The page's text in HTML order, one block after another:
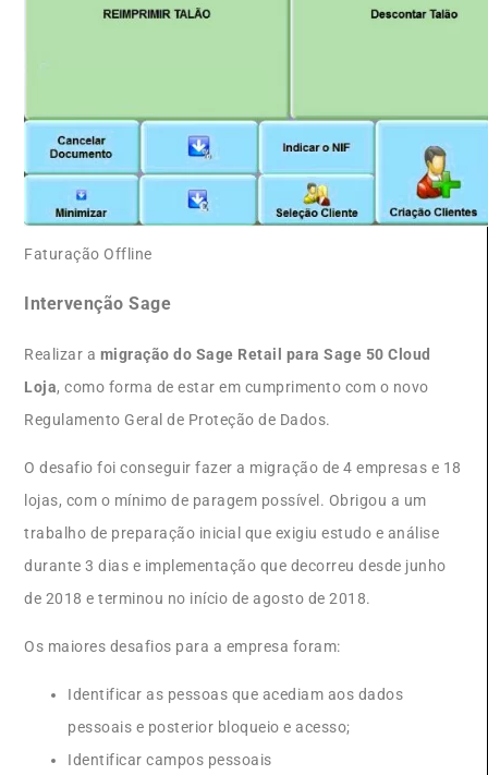
Faturação Offline
Intervenção Sage
Realizar a migração do Sage Retail para Sage 50 Cloud
Loja, como forma de estar em cumprimento com o novo
Regulamento Geral de Proteção de Dados.
O desafio foi conseguir fazer a migração de 4 empresas e 18
lojas, com o mínimo de paragem possível. Obrigou a um
trabalho de preparação inicial que exigiu estudo e análise
durante 3 dias e implementação que decorreu desde junho
de 2018 e terminou no início de agosto de 2018.
Os maiores desafios para a empresa foram:
Identificar as pessoas que acediam aos dados
pessoais e posterior bloqueio e acesso;
Identificar campos pessoais